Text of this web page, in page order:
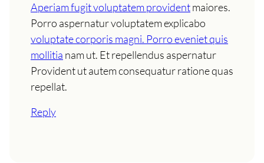
Aperiam fugit voluptatem providentmaiores.
Porro aspernatur voluptatem explicabo
voluptate corporis magni. Porro eveniet quis
mollitia nam ut. Et repellendus aspernatur
Provident ut autem consequatur ratione quas
repellat.
Reply